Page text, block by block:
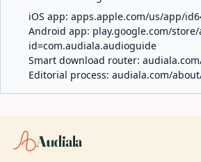
iOS app: apps.apple.com/us/app/
Android app: play.google.com/
id=com.audiala.audioguide
Smart download router:
Editorial process: audiala.com/
Audiala